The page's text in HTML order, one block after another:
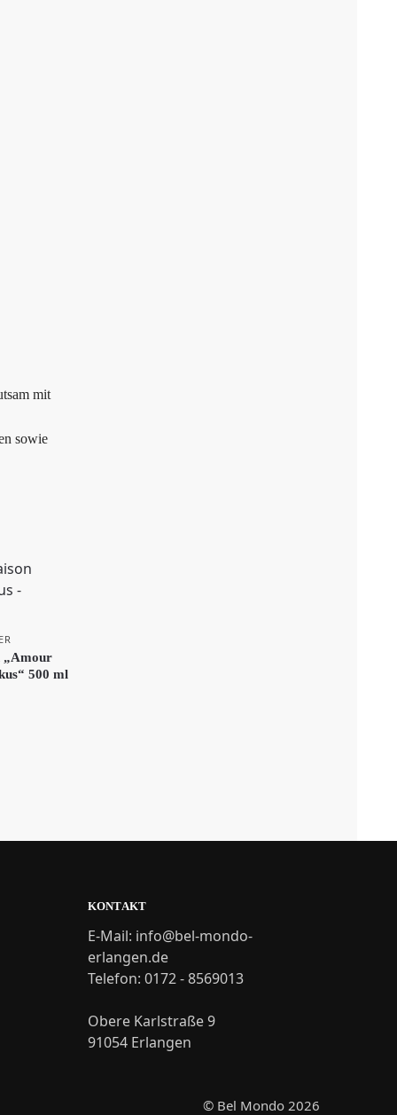
mit
sowie
„Amour
500 ml
KONTAKT
E-Mail: info@bel-mondo-
erlangen.de
Telefon: 0172 - 8569013
Obere Karlstraße 9
91054 Erlangen
© Bel Mondo 2026